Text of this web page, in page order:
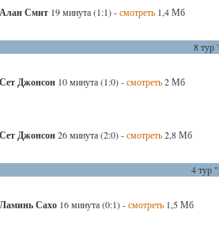
Алан Смит 19 минута (1:1) -смотреть 1,4 Мб
8 тур
Сет Джонсон 10 минута (1:0) -смотреть2 Мб
Сет Джонсон26 минута (2:0) -смотреть2,8 Мб
4 тур
Ламинь Сахо 16 минута (0:1) -смотреть 1,5 Мб